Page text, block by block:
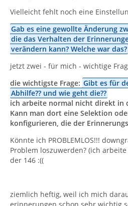
Vielleicht fehlt noch eine
Gab es eine gewollte Änderung
die das Verhalten der
verändern kann? Welche war das?
jetzt zwei - für mich - wichtige
die wichtigste Frage: Gibt es für
Abhilfe?? und wie geht die??
ich arbeite normal nicht direkt in
Kann man dort eine Selektion
konfigurieren, die der
Könnte ich PROBLEMLOS!!!
Problem loszuwerden? (ich
der 146 :((
ziemlich heftig, weil ich mich